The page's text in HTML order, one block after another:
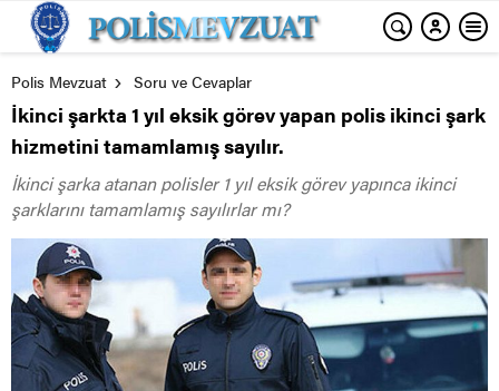
Polis Mevzuat Soru ve Cevaplar
İkinci şarkta 1 yıl eksik görev yapan polis ikinci şark
hizmetini tamamlamış sayılır.
İkinci şarka atanan polisler 1 yıl eksik görev yapınca ikinci
şarklarını tamamlamış sayılırlar mı?